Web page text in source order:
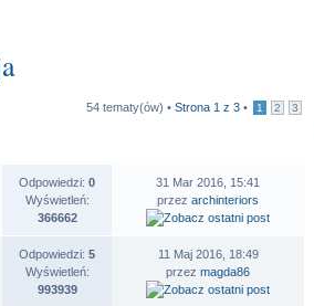
54 tematy(ów) • Strona 1 z 3 • 1 2 3
Odpowiedzi: 0
Wyświetleń:
366662
31 Mar 2016, 15:41
przez archinteriors
Odpowiedzi: 5
Wyświetleń:
993939
11 Maj 2016, 18:49
przez magda86